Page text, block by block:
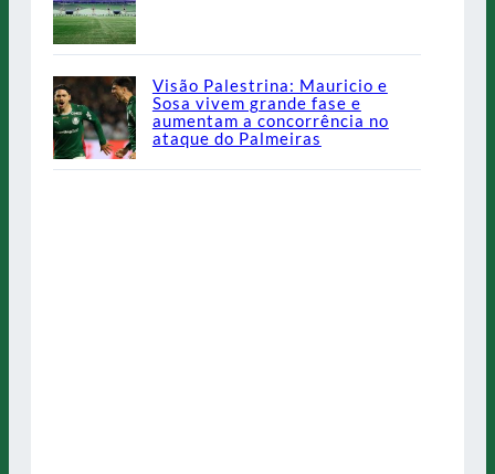
Visão Palestrina: Mauricio e
Sosa vivem grande fase e
aumentam a concorrência no
ataque do Palmeiras